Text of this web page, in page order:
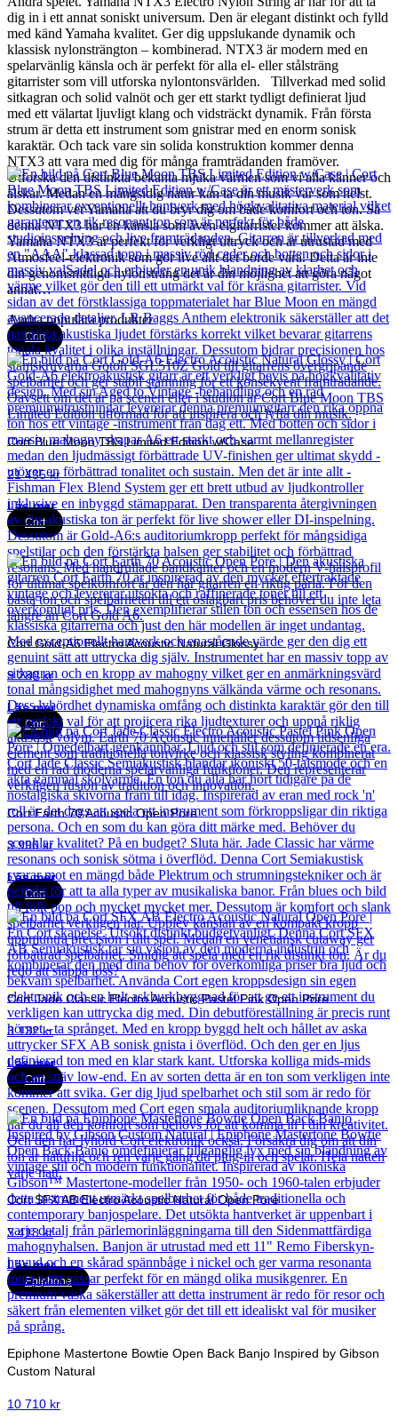
dig in i ett annat soniskt universum. Den är elegant distinkt och fylld
med känd Yamaha kvalitet. Ger dig uppslukande dynamik och
klassisk nylonsträngton – kombinerad. NTX3 är modern med en
spelarvänlig känsla och är perfekt för alla el- eller stålsträng
gitarrister som vill utforska nylontonsvärlden. Tillverkad med solid
sitkagran och solid valnöt och ger ett starkt tydligt definierat ljud
med ett välartat ljuvligt klang och vidsträckt dynamik. Från första
strum är detta ett instrument som gnistrar med en enorm sonisk
karaktär. Och tack vare sin solida konstruktion kommer denna
NTX3 att vara med dig för många framträdanden framöver.
Utforska den distinkta bekanta mjuka värmen som vi alla känner och
älskar. Medan en mångsidig natur kan ta din musik var som helst.
Dessutom vet Yamaha att du bryr dig om både komfort och ton. Så
denna NTX3 har en känsla som även elgitarrister kommer att älska.
Yamaha NTX3 är perfekt för verkligt uttryck och är utrustad med
Atmosfeel-elektronik som gör live allt det borde vara. Detta är inte
din genomsnittliga nylonsträng det är din möjlighet att göra något
annat…
Andra populära produkter
Cort
Cort Blue Moon TBS Limited Edition w/Case
21 435kr
Läs mer
Cort
Cort Gold-A6 Electro Acoustic Natural Glossy
9 280kr
Läs mer
Cort
Cort Earth 70 Acoustic Open Pore
3 990kr
Läs mer
Cort
Cort Jade Classic Electro Acoustic Pastel Pink Open Pore
3 132kr
Läs mer
Cort
Cort SFX AB Electro Acoustic Natural Open Pore
3 418kr
Läs mer
Epiphone
Epiphone Mastertone Bowtie Open Back Banjo Inspired by Gibson
Custom Natural
10 710 kr